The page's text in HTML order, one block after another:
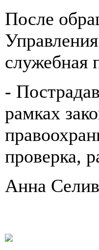
После
служебная
-
рамках
проверка,
Анна